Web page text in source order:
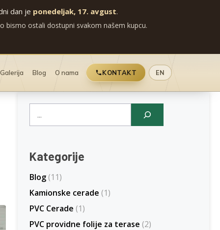
dan je ponedeljak, 17. avgust.
ostali dostupni svakom našem kupcu.
Galerija Blog O nama KONTAKT EN
Kategorije
Blog (11)
Kamionske cerade (1)
PVC Cerade (1)
PVC providne folije za terase (2)